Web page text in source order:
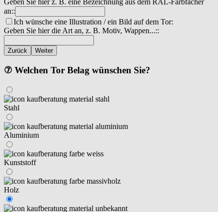
Geben Sie hier z. B. eine Bezeichnung aus dem RAL-Farbfächer
an::
Ich wünsche eine Illustration / ein Bild auf dem Tor:
Geben Sie hier die Art an, z. B. Motiv, Wappen...::
Zurück Weiter
⑦ Welchen Tor Belag wünschen Sie?
Stahl
Aluminium
Kunststoff
Holz